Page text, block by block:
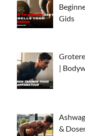
Gids
|
&